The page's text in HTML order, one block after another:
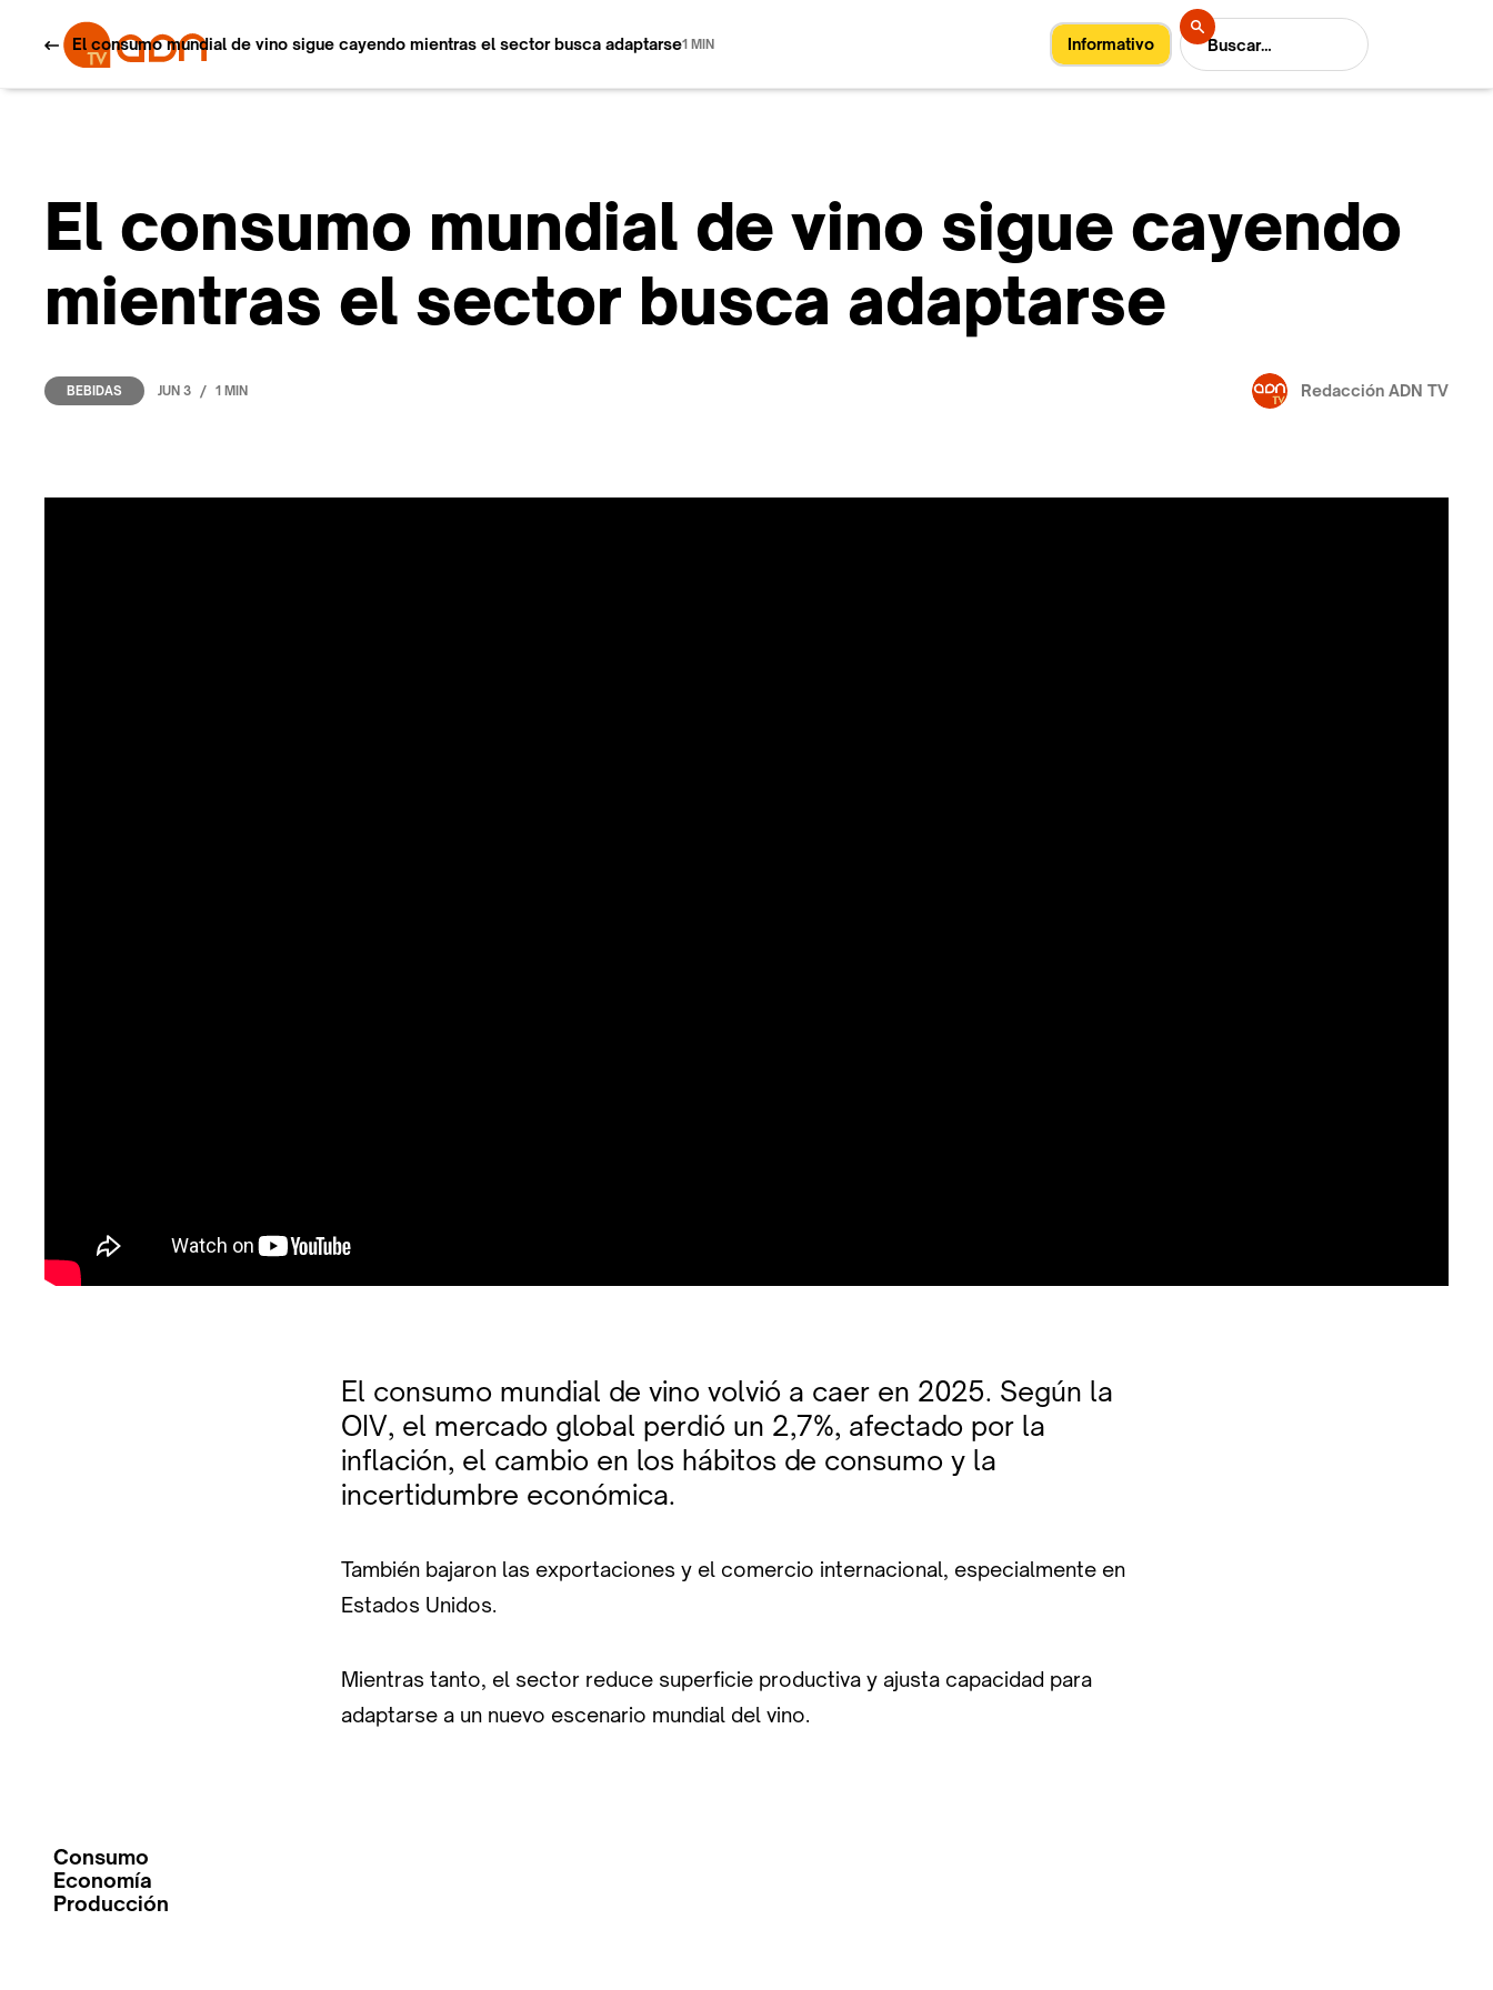
Informativo
El consumo mundial de vino sigue cayendo mientras el sector busca adaptarse1 MIN
El consumo mundial de vino sigue cayendo
mientras el sector busca adaptarse
BEBIDAS JUN 3 / 1 MIN Redacción ADN TV
El consumo mundial de vino volvió a caer en 2025. Según la
OIV, el mercado global perdió un 2,7%, afectado por la
inflación, el cambio en los hábitos de consumo y la
incertidumbre económica.
También bajaron las exportaciones y el comercio internacional, especialmente en
Estados Unidos.
Mientras tanto, el sector reduce superficie productiva y ajusta capacidad para
adaptarse a un nuevo escenario mundial del vino.
Consumo
Economía
Producción